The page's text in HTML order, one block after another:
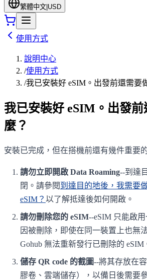
繁體中文 USD
使用方式
說明中心
/使用方式
/我已安裝好 eSIM。出發前還需要
我已安裝好 eSIM。出發
麼？
安裝已完成，但在搭機前還有幾件重要
請勿立即開啟 Data Roaming--到達
閉。請參閱到達目的地後，我需要
eSIM？ 以了解抵達後如何開啟。
請勿刪除您的 eSIM--eSIM 只能啟
因被刪除，即使在同一裝置上也無
Gohub 無法重新發行已刪除的 eSIM
儲存 QR code 的截圖--將其存放在
膠卷、雲端儲存），以備日後需要